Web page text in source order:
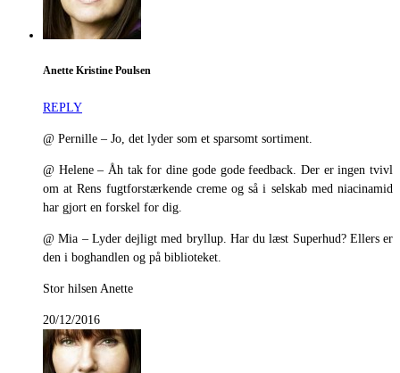
Anette Kristine Poulsen
REPLY
@ Pernille – Jo, det lyder som et sparsomt sortiment.
@ Helene – Åh tak for dine gode gode feedback. Der er ingen tvivl
om at Rens fugtforstærkende creme og så i selskab med niacinamid
har gjort en forskel for dig.
@ Mia – Lyder dejligt med bryllup. Har du læst Superhud? Ellers er
den i boghandlen og på biblioteket.
Stor hilsen Anette
20/12/2016